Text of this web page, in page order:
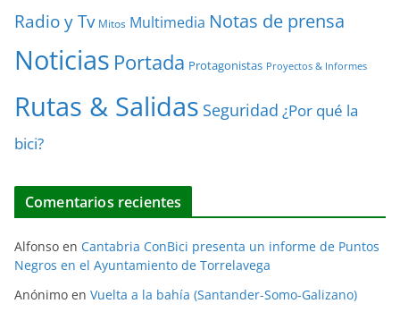
Radio y Tv Mitos Multimedia Notas de prensa
Noticias Portada Protagonistas Proyectos & Informes
Rutas & Salidas Seguridad ¿Por qué la
bici?
Comentarios recientes
Alfonso en Cantabria ConBici presenta un informe de Puntos
Negros en el Ayuntamiento de Torrelavega
Anónimo en Vuelta a la bahía (Santander-Somo-Galizano)